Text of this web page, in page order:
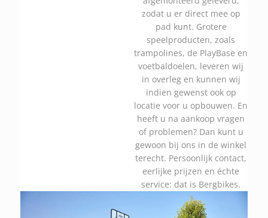
zodat u er direct mee op
pad kunt. Grotere
speelproducten, zoals
trampolines, de PlayBase en
voetbaldoelen, leveren wij
in overleg en kunnen wij
indien gewenst ook op
locatie voor u opbouwen. En
heeft u na aankoop vragen
of problemen? Dan kunt u
gewoon bij ons in de winkel
terecht. Persoonlijk contact,
eerlijke prijzen en échte
service: dat is Bergbikes.